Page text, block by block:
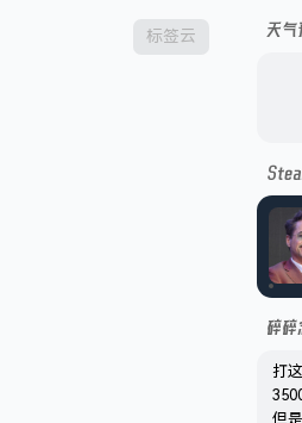
标签云 天气
碎碎
打
但